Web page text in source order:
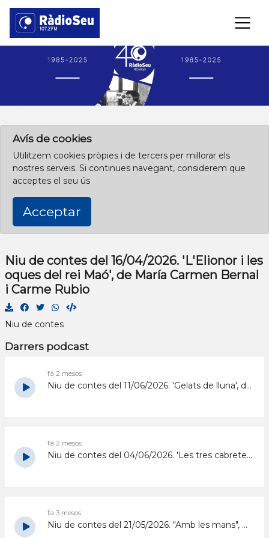
×
Clica aquí per començar des de l'inici
Avís de cookies
Utilitzem cookies pròpies i de tercers per millorar els
nostres serveis. Si continues navegant, considerem que
acceptes el seu ús
Acceptar
Niu de contes del 16/04/2026. 'L'Elionor i les
oques del rei Maó', de María Carmen Bernal
i Carme Rubio
Niu de contes
Darrers podcast
fa 2 mesos
Niu de contes del 11/06/2026. 'Gelats de lluna', d'Heena Baek
fa 2 mesos
Niu de contes del 04/06/2026. 'Les tres cabretes i el trol', de Mac Barnett
fa 3 mesos
Niu de contes del 21/05/2026. "Amb les mans", d'Elena Bernabè